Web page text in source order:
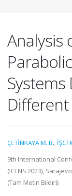
Analysis
Systems
ÇETİNKAYA M. B., İŞCİ
9th International
(ICENS 2023),
(Tam Metin Bildiri)